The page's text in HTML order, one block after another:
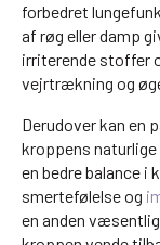
forbedret
af røg eller damp
irriterende stoffer
vejrtrækning og
Derudover kan en
kroppens
en bedre balance
smertefølelse og
en anden